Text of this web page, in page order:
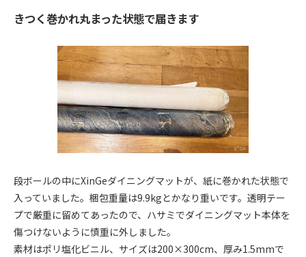
きつく巻かれ丸まった状態で届きます
段ボールの中にXinGeダイニングマットが、紙に巻かれた状態で
入っていました。梱包重量は9.9kgとかなり重いです。透明テー
プで厳重に留めてあったので、ハサミでダイニングマット本体を
傷つけないように慎重に外しました。
素材はポリ塩化ビニル、サイズは200×300cm、厚み1.5mmで